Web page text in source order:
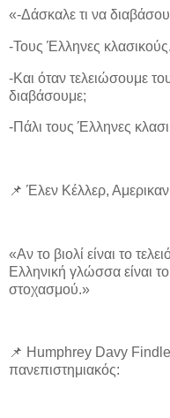
«-Δάσκαλε τι να
-Τους Έλληνες κλασικούς.
-Και όταν τελειώσουμε
διαβάσουμε;
-Πάλι τους Έλληνες
📌 Έλεν Κέλλερ,
«Αν το βιολί είναι το
Ελληνική γλώσσα είναι
στοχασμού.»
📌 Humphrey Davy
πανεπιστημιακός: